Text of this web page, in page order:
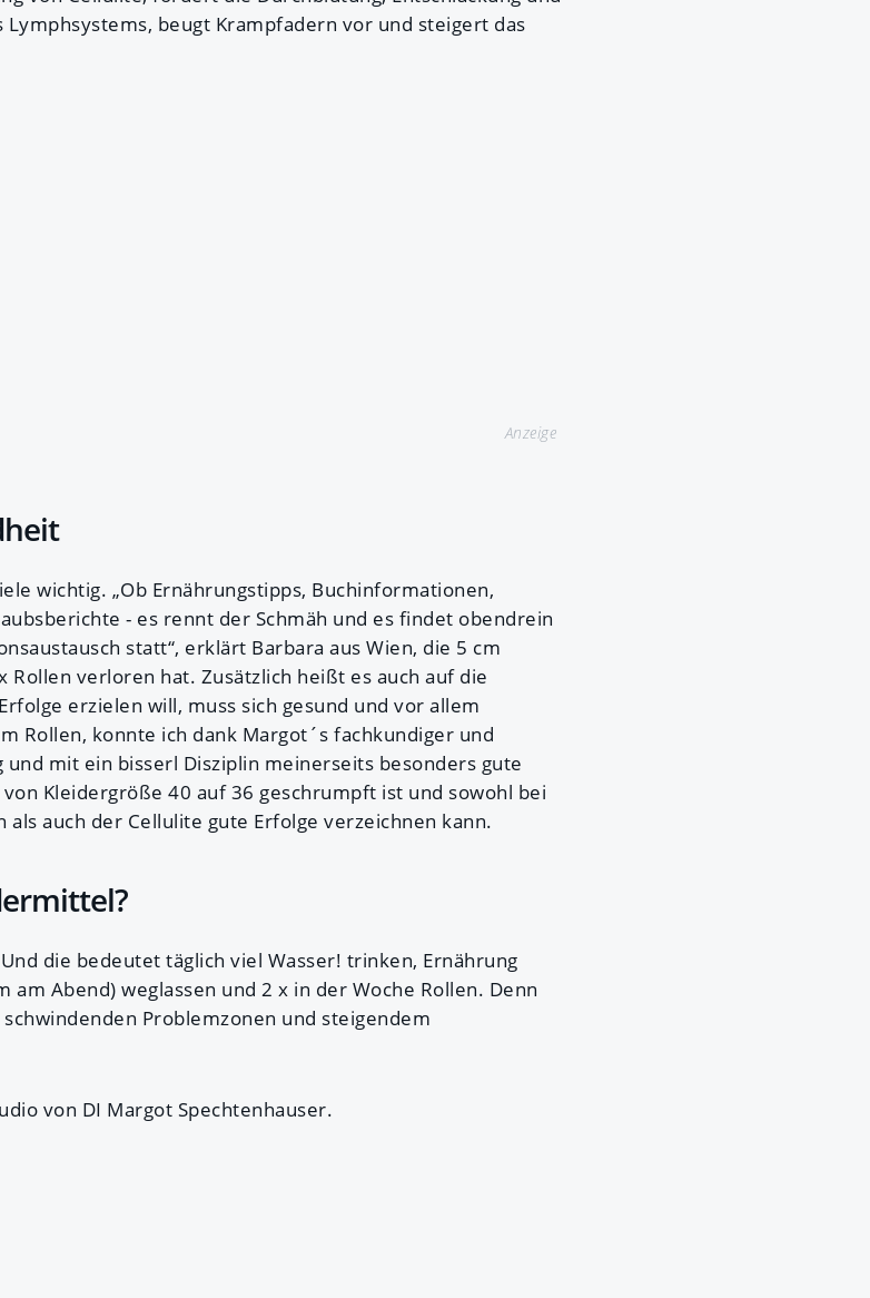
beugt Krampfadern vor und steigert das
Anzeige
wichtig. „Ob Ernährungstipps, Buchinformationen,
- es rennt der Schmäh und es findet obendrein
statt“, erklärt Barbara aus Wien, die 5 cm
Rollen verloren hat. Zusätzlich heißt es auch auf die
erzielen will, muss sich gesund und vor allem
Rollen, konnte ich dank Margot´s fachkundiger und
mit ein bisserl Disziplin meinerseits besonders gute
Kleidergröße 40 auf 36 geschrumpft ist und sowohl bei
auch der Cellulite gute Erfolge verzeichnen kann.
die bedeutet täglich viel Wasser! trinken, Ernährung
Abend) weglassen und 2 x in der Woche Rollen. Denn
Problemzonen und steigendem
von DI Margot Spechtenhauser.